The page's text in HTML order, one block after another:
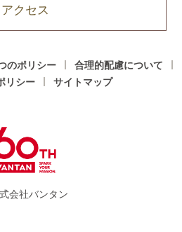
アクセス
のポリシー
合理的配慮について
リシー
サイトマップ
会社バンタン